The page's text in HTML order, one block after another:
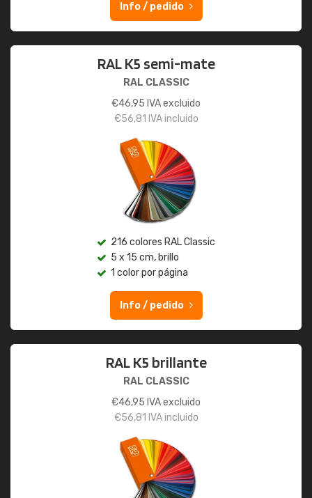
Info / pedido
RAL K5 semi-mate
RAL CLASSIC
€46,95 IVA excluido
€56,81 IVA incluido
216 colores RAL Classic
5 x 15 cm, brillo
1 color por página
Info / pedido
RAL K5 brillante
RAL CLASSIC
€46,95 IVA excluido
€56,81 IVA incluido